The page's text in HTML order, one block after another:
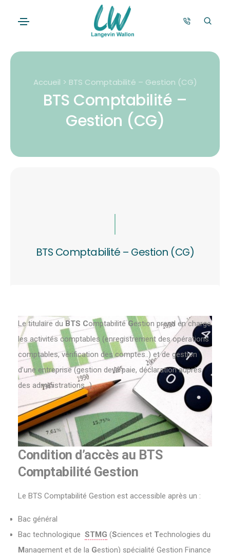
Accueil > BTS Comptabilité – Gestion (CG)
BTS Comptabilité –
Gestion (CG)
BTS Comptabilité – Gestion (CG)
Le titulaire duBTS ComptabilitéGestion prend en charge
les activités comptables (enregistrement des opérations
comptables, vérification des comptes..) et de gestion
d’une entreprise (gestion de la paie, déclaration auprès
des administrations…).
Condition d’accès au BTS
Comptabilité Gestion
Le BTS Comptabilité Gestion est accessible après un :
Bac général
Bac technologique STMG (Sciences et Technologies du
Management et de la Gestion) spécialité Gestion Finance